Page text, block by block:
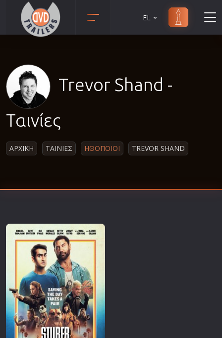
Αισθησιακές
Γουέστερν
Επιστημονικής Φαντασίας
Θρίλερ
Ιστορικές
EL
Trevor Shand -
Ταινίες
ΑΡΧΙΚΗ ΤΑΙΝΙΕΣ ΗΘΟΠΟΙΟΙ TREVOR SHAND